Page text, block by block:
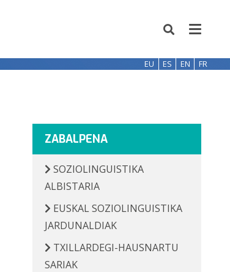
EU ES EN FR
ZABALPENA
SOZIOLINGUISTIKA
ALBISTARIA
EUSKAL SOZIOLINGUISTIKA
JARDUNALDIAK
TXILLARDEGI-HAUSNARTU
SARIAK